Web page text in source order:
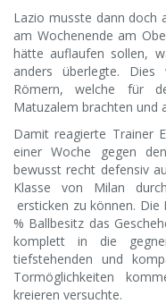
Lazio musste dann doch
am Wochenende am
hätte auflaufen sollen,
anders überlegte.
Römern, welche für
Matuzalem brachten und
Damit reagierte Trainer
einer Woche gegen
bewusst recht defensiv
Klasse von Milan
ersticken zu können.
% Ballbesitz das
komplett in die
tiefstehenden und
Tormöglichkeiten
kreieren versuchte.